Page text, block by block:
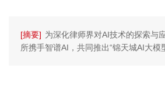
[摘要] 为深化律师界对AI技术的探索与
所携手智谱AI，共同推出“锦天城AI大模